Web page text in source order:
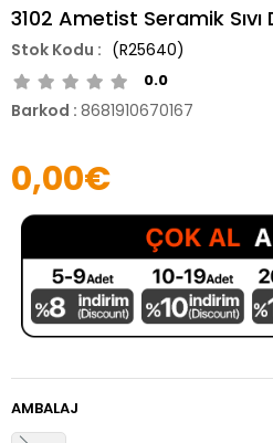
3102 Ametist Seramik
(R25640)
0.0
Barkod : 8681910670167
0,00€
AMBALAJ